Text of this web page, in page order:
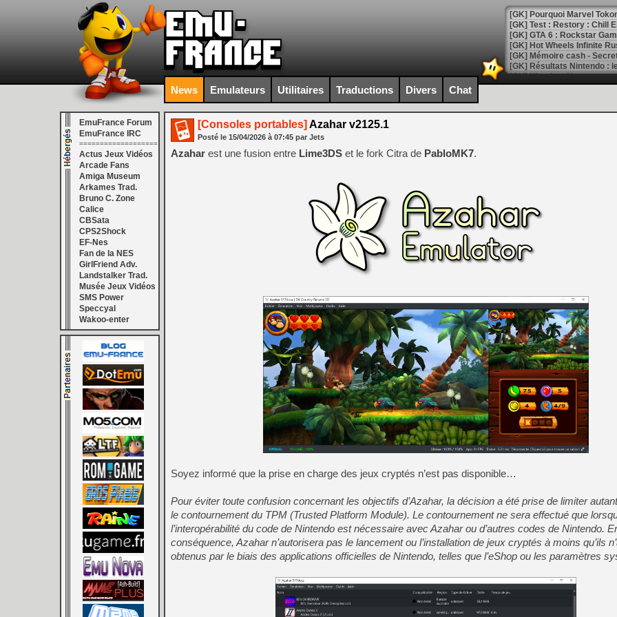
[GK] Pourquoi Marvel
[GK] Test : Restory : Chill
[GK] GTA 6 : Rockstar
[GK] Hot Wheels Infinite
[GK] Mémoire cash -
[GK] Résultats Nintendo :
[GK] Déjà des
[Mo5] Brickboy cherche à
[GK] Minecraft et ses «
[GK] Beast of
[GK] Ubisoft : fin de partie
[GK] Mémoire cash -
[GK] Dan Houser (GTA)
[GK] Comment EA Sports
[GK] Crimson Moon : un
[GK] Isle of Reveries : le
[GK] Moonlighter 2 : The
[GK] Capcom relance
[Mo5] Deux inédits du
[GK] Endless Legend 2 :
[LS] [PS5] Le WebKit
[GK] Oubliez Crazy Taxi,
[LS] [Switch] NSZ 5.0.0
[GK] No More Room in
[GK] Un chatbot Atelier
[GK] Mémoire cash -
[GK] Nvidia : le prix des
[GK] Suikoden Star Leap
[Mo5] La mini borne
News Emulateurs Utilitaires Traductions Divers Chat
EmuFrance Forum
EmuFrance IRC
===================
Actus Jeux Vidéos
Arcade Fans
Amiga Museum
Arkames Trad.
Bruno C. Zone
Calice
CBSata
CPS2Shock
EF-Nes
Fan de la NES
GirlFriend Adv.
Landstalker Trad.
Musée Jeux Vidéos
SMS Power
Speccyal
Wakoo-enter
[Consoles portables] Azahar v2125.1
Posté le 15/04/2026 à 07:45 par Jets
Azahar est une fusion entre Lime3DS et le fork Citra de PabloMK7.
Soyez informé que la prise en charge des jeux cryptés n’est pas disponible…
Pour éviter toute confusion concernant les objectifs d’Azahar, la décision a été prise de limiter
le contournement du TPM (Trusted Platform Module). Le contournement ne sera effectué que
l’interopérabilité du code de Nintendo est nécessaire avec Azahar ou d’autres codes de Nintendo.
conséquence, Azahar n’autorisera pas le lancement ou l’installation de jeux cryptés à moins qu’ils
obtenus par le biais des applications officielles de Nintendo, telles que l’eShop ou les paramètres